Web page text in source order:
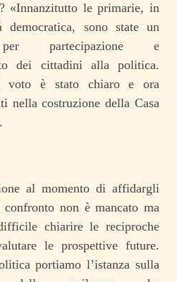
«Innanzitutto le primarie, in
democratica, sono state un
per partecipazione e
dei cittadini alla politica.
voto è stato chiaro e ora
nella costruzione della Casa
al momento di affidargli
non è mancato ma
chiarire le reciproche
le prospettive future.
portiamo l’istanza sulla